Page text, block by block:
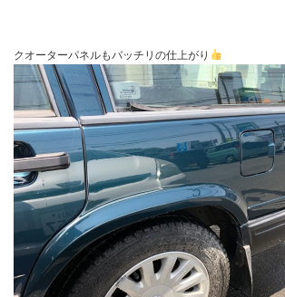
クオーターパネルもバッチリの仕上がり